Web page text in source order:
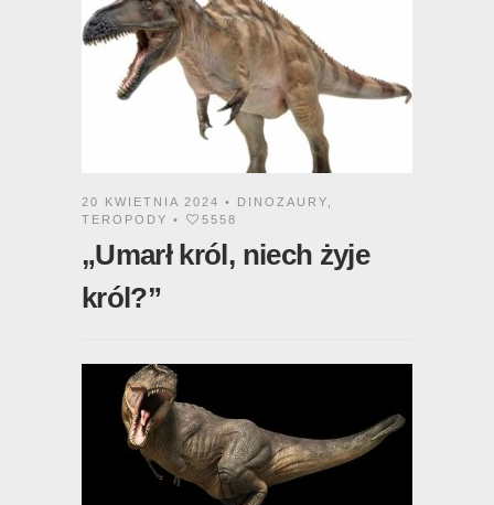
20 KWIETNIA 2024 • DINOZAURY
TEROPODY • 5558
„Umarł król, niech żyje
król?”